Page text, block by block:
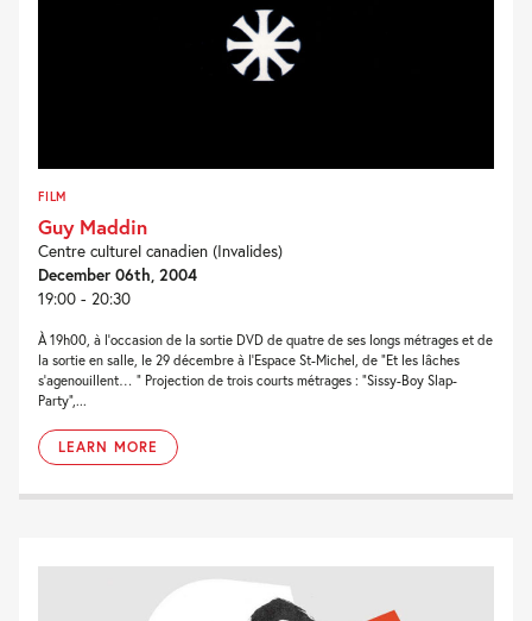
FILM
Guy Maddin
Centre culturel canadien (Invalides)
December 06th, 2004
19:00 - 20:30
À 19h00, à l’occasion de la sortie DVD de quatre de ses longs métrages et de
la sortie en salle, le 29 décembre à l’Espace St-Michel, de “Et les lâches
s’agenouillent… ” Projection de trois courts métrages : “Sissy-Boy Slap-
Party“,...
LEARN MORE